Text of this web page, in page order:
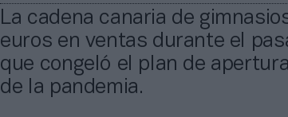
La cadena canaria de
euros en ventas durante el
que congeló el plan de
de la pandemia.